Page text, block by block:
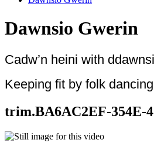
Dawnsio Gwerin
Cadw’n heini with
Keeping fit by folk
trim.BA6AC2EF-354E-